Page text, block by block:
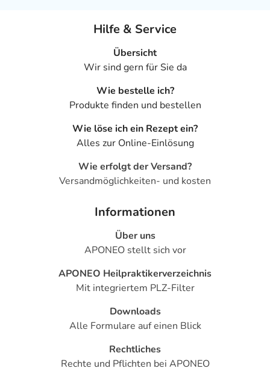
Hilfe & Service
Übersicht
Wir sind gern für Sie da
Wie bestelle ich?
Produkte finden und bestellen
Wie löse ich ein Rezept ein?
Alles zur Online-Einlösung
Wie erfolgt der Versand?
Versandmöglichkeiten- und kosten
Informationen
Über uns
APONEO stellt sich vor
APONEO Heilpraktikerverzeichnis
Mit integriertem PLZ-Filter
Downloads
Alle Formulare auf einen Blick
Rechtliches
Rechte und Pflichten bei APONEO